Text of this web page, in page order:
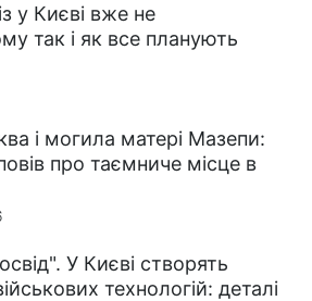
у Києві вже не
так і як все планують
і могила матері Мазепи:
про таємниче місце в
У Києві створять
технологій: деталі